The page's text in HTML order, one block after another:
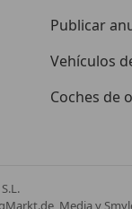
Publicar
Vehículos
Coches de
Media y